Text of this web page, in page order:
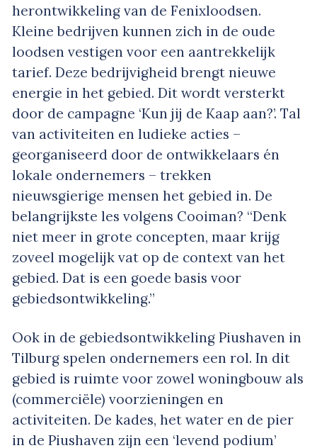
herontwikkeling van de Fenixloodsen.
Kleine bedrijven kunnen zich in de oude
loodsen vestigen voor een aantrekkelijk
tarief. Deze bedrijvigheid brengt nieuwe
energie in het gebied. Dit wordt versterkt
door de campagne ‘Kun jij de Kaap aan?’. Tal
van activiteiten en ludieke acties –
georganiseerd door de ontwikkelaars én
lokale ondernemers – trekken
nieuwsgierige mensen het gebied in. De
belangrijkste les volgens Cooiman? “Denk
niet meer in grote concepten, maar krijg
zoveel mogelijk vat op de context van het
gebied. Dat is een goede basis voor
gebiedsontwikkeling.”
Ook in de gebiedsontwikkeling Piushaven in
Tilburg spelen ondernemers een rol. In dit
gebied is ruimte voor zowel woningbouw als
(commerciële) voorzieningen en
activiteiten. De kades, het water en de pier
in de Piushaven zijn een ‘levend podium’